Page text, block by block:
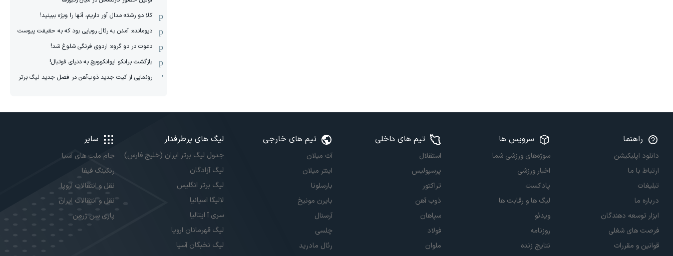
کلا دو‌ رشته مدال آور داریم، آنها را ویژه ببینید!
دیومانده: آمدن به رئال رویایی بود که به حقیقت پیوست
دعوت در دو گروه: اردوی فرنگی شلوغ شد!
بازگشت برانکو ایوانکوویچ به دنیای فوتبال!
رونمایی از کیت جدید ذوب‌آهن در فصل جدید لیگ برتر
راهنما
دانلود اپلیکیشن
ارتباط با ما
تبلیغات
درباره ما
ابزار توسعه دهندگان
فرصت های شغلی
قوانین و مقررات
سرویس ها
سوژه‌های ورزشی شما
اخبار ورزشی
پادکست
لیگ ها و رقابت ها
ویدئو
روزنامه
نتایج زنده
تیم های داخلی
استقلال
پرسپولیس
تراکتور
ذوب آهن
سپاهان
فولاد
ملوان
تیم های خارجی
آث میلان
اینتر میلان
بارسلونا
بایرن مونیخ
آرسنال
چلسی
رئال مادرید
لیگ های پرطرفدار
جدول لیگ برتر ایران (خلیج فارس)
لیگ آزادگان
لیگ برتر انگلیس
لالیگا اسپانیا
سری آ ایتالیا
لیگ قهرمانان اروپا
لیگ نخبگان آسیا
سایر
جام ملت های آسیا
رنکینگ فیفا
نقل و انتقالات اروپا
نقل و انتقالات ایران
پاری سن ژرمن